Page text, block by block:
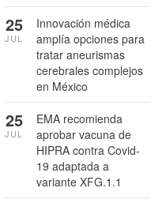
Innovación médica
amplía opciones para
tratar aneurismas
cerebrales complejos
en México
25
JUL
EMA recomienda
aprobar vacuna de
HIPRA contra Covid-
19 adaptada a
variante XFG.1.1
25
JUL